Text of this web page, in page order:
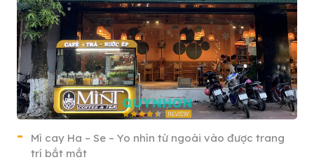
Mì cay Ha – Se – Yo nhìn từ ngoài vào được trang
trí bắt mắt